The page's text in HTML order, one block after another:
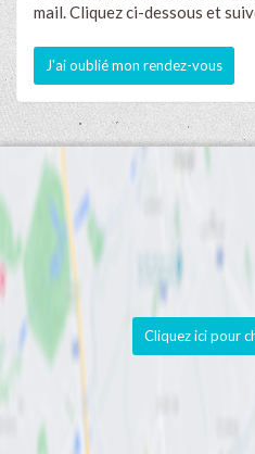
mail. Cliquez ci-dessous et
J'ai oublié mon rendez-vous
Cliquez ici pour